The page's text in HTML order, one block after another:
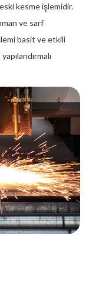
kesme işlemidir.
ve sarf
basit ve etkili